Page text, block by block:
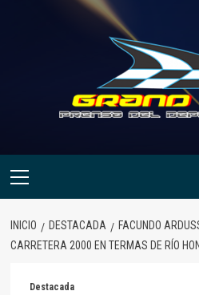
Menú
INICIO DESTACADA
FACUNDO
CARRETERA 2000 EN TERMAS DE RÍO
Destacada